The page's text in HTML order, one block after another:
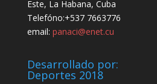
Este, La Habana, Cuba
Telefóno:+537 7663776
email: panaci@enet.cu
Desarrollado por:
Deportes 2018